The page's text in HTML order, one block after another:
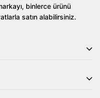
binlerce ürünü
satın alabilirsiniz.